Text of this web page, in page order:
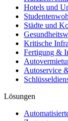
Hotels und
Städte und
Kritische
Fertigung &
Autoservice
Lösungen